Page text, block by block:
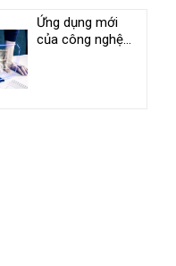
Ứng dụng mới
của công nghệ